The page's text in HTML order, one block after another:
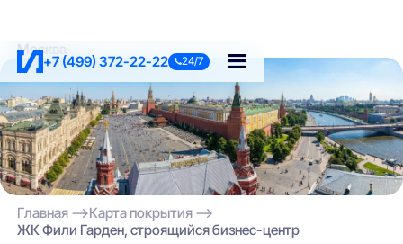
+7 (499) 372-22-22 24/7
Москва
Главная
Карта покрытия
ЖК Фили Гарден, строящийся бизнес-центр